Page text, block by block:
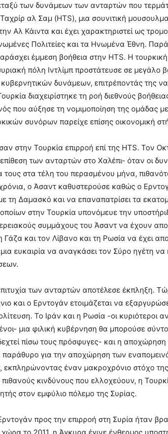
των δυνάμεων των ανταρτών που
Ταχρίρ αλ Σαμ (HTS), μια σουνιτική
Αλ Κάιντα και έχει χαρακτηριστεί ως
Πολιτείες και τα Ηνωμένα Έθνη.
έμμεση βοήθεια στην HTS. Η
πόλη Ιντλίμπ προστάτευσε σε μεγάλο
δυνάμεων, επιτρέποντάς της να
διαχειρίστηκε τη ροή διεθνούς
που αύξησε τη νομιμοποίηση της ομάδας
συνόρων παρείχε επίσης οικονομική
στην Τουρκία επιρροή επί της HTS. Τον
επίθεση των ανταρτών στο Χαλέπι- όταν οι
τους στα τέλη του περασμένου μήνα,
ο Άσαντ καθυστερούσε καθώς ο
τη Δαμασκό και να επαναπατρίσει τα
στην Τουρκία υπονόμευε την
συμμάχους του Άσαντ να έχουν
Γάζα και τον Λίβανο και τη Ρωσία να έχει
ευκαιρία να αναγκάσει τον Σύρο ηγέτη να
των ανταρτών αποτέλεσε έκπληξη.
και ο Ερντογάν ετοιμάζεται να
Το Ιράν και η Ρωσία -οι κυριότεροι
μια φιλική κυβέρνηση θα μπορούσε
πίσω τους πρόσφυγες- και η
παράθυρο για την αποχώρηση των
εκπληρώνοντας έναν μακροχρόνιο στόχο
κινδύνους που ελλοχεύουν, η
στον εμφύλιο πόλεμο της Συρίας.
προς την επιρροή στη Συρία ήταν